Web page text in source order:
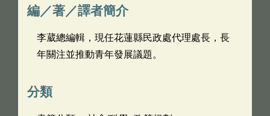
編／著／譯者簡介
李葳總編輯，現任花蓮縣民政處代理處長，長
年關注並推動青年發展議題。
分類